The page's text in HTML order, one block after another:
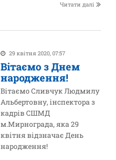
Читати далі
29 квітня 2020, 07:57
Вітаємо з Днем
народження!
Вітаємо Сливчук Людмилу
Альбертовну, інспектора з
кадрів СШМД
м.Мирнограда, яка 29
квітня відзначає День
народження!